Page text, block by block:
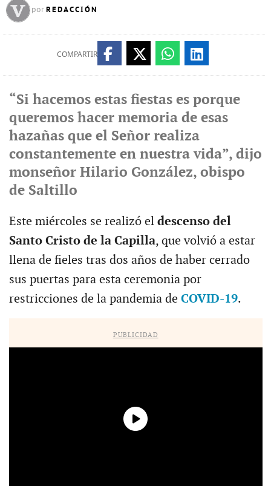
por REDACCIÓN
COMPARTIR
“Si hacemos estas fiestas es porque
queremos hacer memoria de esas
hazañas que el Señor realiza
constantemente en nuestra vida”, dijo
monseñor Hilario González, obispo
de Saltillo
Este miércoles se realizó el descenso del
Santo Cristo de la Capilla, que volvió a estar
llena de fieles tras dos años de haber cerrado
sus puertas para esta ceremonia por
restricciones de la pandemia de COVID-19.
PUBLICIDAD